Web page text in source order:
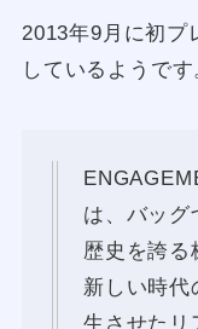
2013年9月に初プ
しているようです
は、バッグ
歴史を誇る
新しい時代
生させたリ